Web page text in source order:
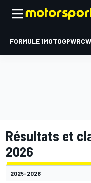
FORMULE 1MOTOGPWRC
Résultats et
2026